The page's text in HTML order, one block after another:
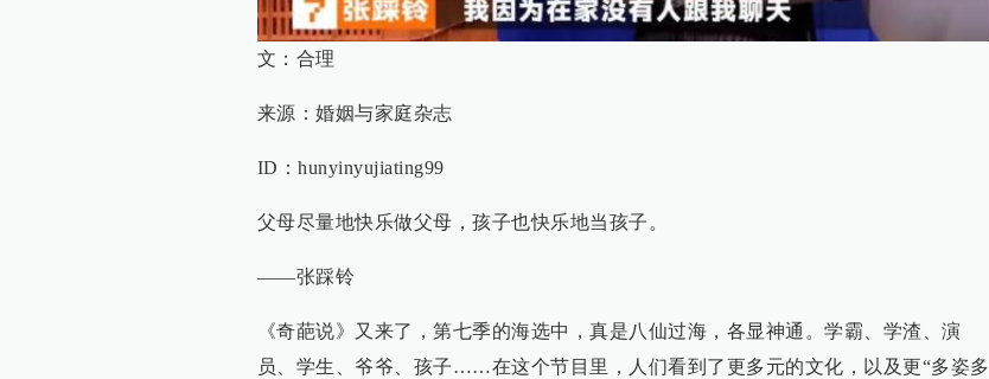
文：合理
来源：婚姻与家庭杂志
ID：hunyinyujiating99
父母尽量地快乐做父母，孩子也快乐地当孩子。
——张踩铃
《奇葩说》又来了，第七季的海选中，真是八仙过海，各显神通。学霸、学渣、演
员、学生、爷爷、孩子……在这个节目里，人们看到了更多元的文化，以及更“多姿多